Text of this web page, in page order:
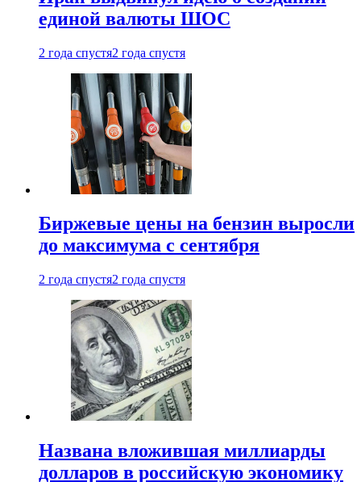
единой валюты ШОС
2 года спустя2 года спустя
Биржевые цены на бензин выросли
до максимума с сентября
2 года спустя2 года спустя
Названа вложившая миллиарды
долларов в российскую экономику